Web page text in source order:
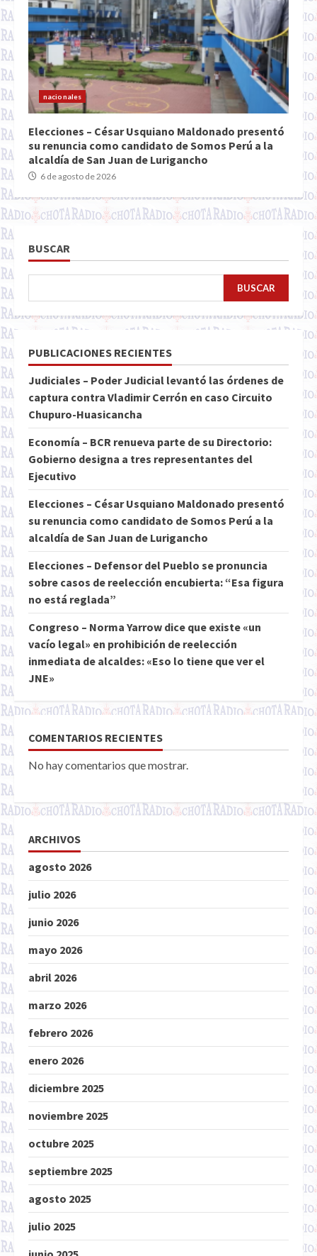
nacionales
Elecciones – César Usquiano Maldonado presentó
su renuncia como candidato de Somos Perú a la
alcaldía de San Juan de Lurigancho
6 de agosto de 2026
BUSCAR
BUSCAR
PUBLICACIONES RECIENTES
Judiciales – Poder Judicial levantó las órdenes de
captura contra Vladimir Cerrón en caso Circuito
Chupuro-Huasicancha
Economía – BCR renueva parte de su Directorio:
Gobierno designa a tres representantes del
Ejecutivo
Elecciones – César Usquiano Maldonado presentó
su renuncia como candidato de Somos Perú a la
alcaldía de San Juan de Lurigancho
Elecciones – Defensor del Pueblo se pronuncia
sobre casos de reelección encubierta: “Esa figura
no está reglada”
Congreso – Norma Yarrow dice que existe «un
vacío legal» en prohibición de reelección
inmediata de alcaldes: «Eso lo tiene que ver el
JNE»
COMENTARIOS RECIENTES
No hay comentarios que mostrar.
ARCHIVOS
agosto 2026
julio 2026
junio 2026
mayo 2026
abril 2026
marzo 2026
febrero 2026
enero 2026
diciembre 2025
noviembre 2025
octubre 2025
septiembre 2025
agosto 2025
julio 2025